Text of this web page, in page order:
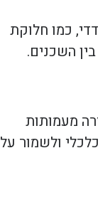
כמו חלוקת
השכנים.
מעמותות
ולשמור על